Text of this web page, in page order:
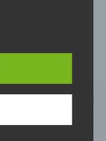
alle
natürliche
Person")